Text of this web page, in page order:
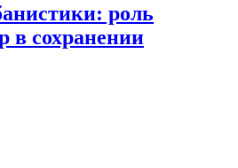
роль
в сохранении